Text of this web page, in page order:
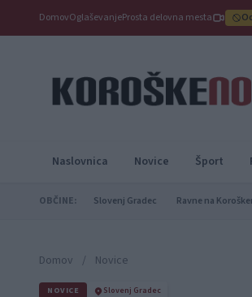
DomovOglaševanjeProsta delovna mesta
Naslovnica Novice Šport
OBČINE: Slovenj Gradec Ravne na
Domov / Novice
NOVICE Slovenj Gradec